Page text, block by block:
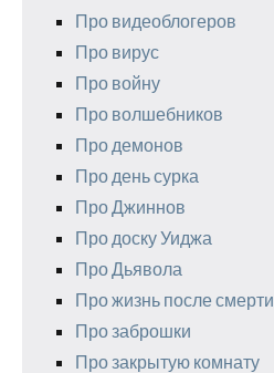
Про видеоблогеров
Про вирус
Про войну
Про волшебников
Про демонов
Про день сурка
Про Джиннов
Про доску Уиджа
Про Дьявола
Про жизнь после смерти
Про заброшки
Про закрытую комнату